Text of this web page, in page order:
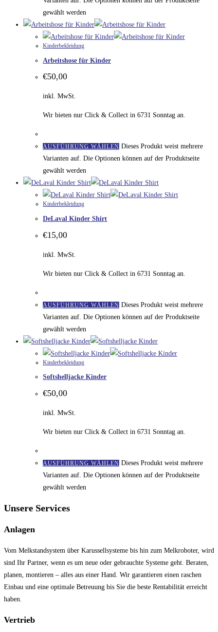
gewählt werden
Kinderbekleidung
Arbeitshose für Kinder
€50,00
inkl. MwSt.
Wir bieten nur Click & Collect in 6731 Sonntag an.
AUSFÜHRUNG WÄHLEN Dieses Produkt weist mehrere
Varianten auf. Die Optionen können auf der Produktseite
gewählt werden
Kinderbekleidung
DeLaval Kinder Shirt
€15,00
inkl. MwSt.
Wir bieten nur Click & Collect in 6731 Sonntag an.
AUSFÜHRUNG WÄHLEN Dieses Produkt weist mehrere
Varianten auf. Die Optionen können auf der Produktseite
gewählt werden
Kinderbekleidung
Softshelljacke Kinder
€50,00
inkl. MwSt.
Wir bieten nur Click & Collect in 6731 Sonntag an.
AUSFÜHRUNG WÄHLEN Dieses Produkt weist mehrere
Varianten auf. Die Optionen können auf der Produktseite
gewählt werden
Unsere Services
Anlagen
Vom Melkstandsystem über Karussellsysteme bis hin zum Melkroboter, wird
sind Ihr Partner, wenn es um neue oder gebrauchte Systeme geht. Beraten,
planen, montieren – alles aus einer Hand. Wir garantieren einen raschen
Einbau und eine optimale Betreuung bis Sie die beste Rentabilität erreicht
haben.
Vertrieb